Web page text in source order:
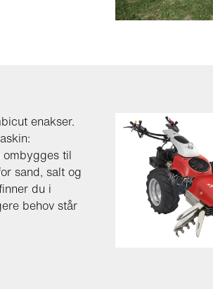
enakser.
til
sand, salt og
du i
behov står